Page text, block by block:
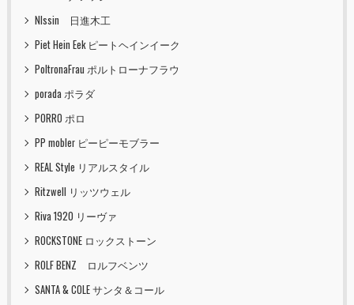
NIssin 日進木工
Piet Hein Eek ピートヘインイーク
PoltronaFrau ポルトローナフラウ
porada ポラダ
PORRO ポロ
PP mobler ピーピーモブラー
REAL Style リアルスタイル
Ritzwell リッツウェル
Riva 1920 リーヴァ
ROCKSTONE ロックストーン
ROLF BENZ ロルフベンツ
SANTA & COLE サンタ＆コール